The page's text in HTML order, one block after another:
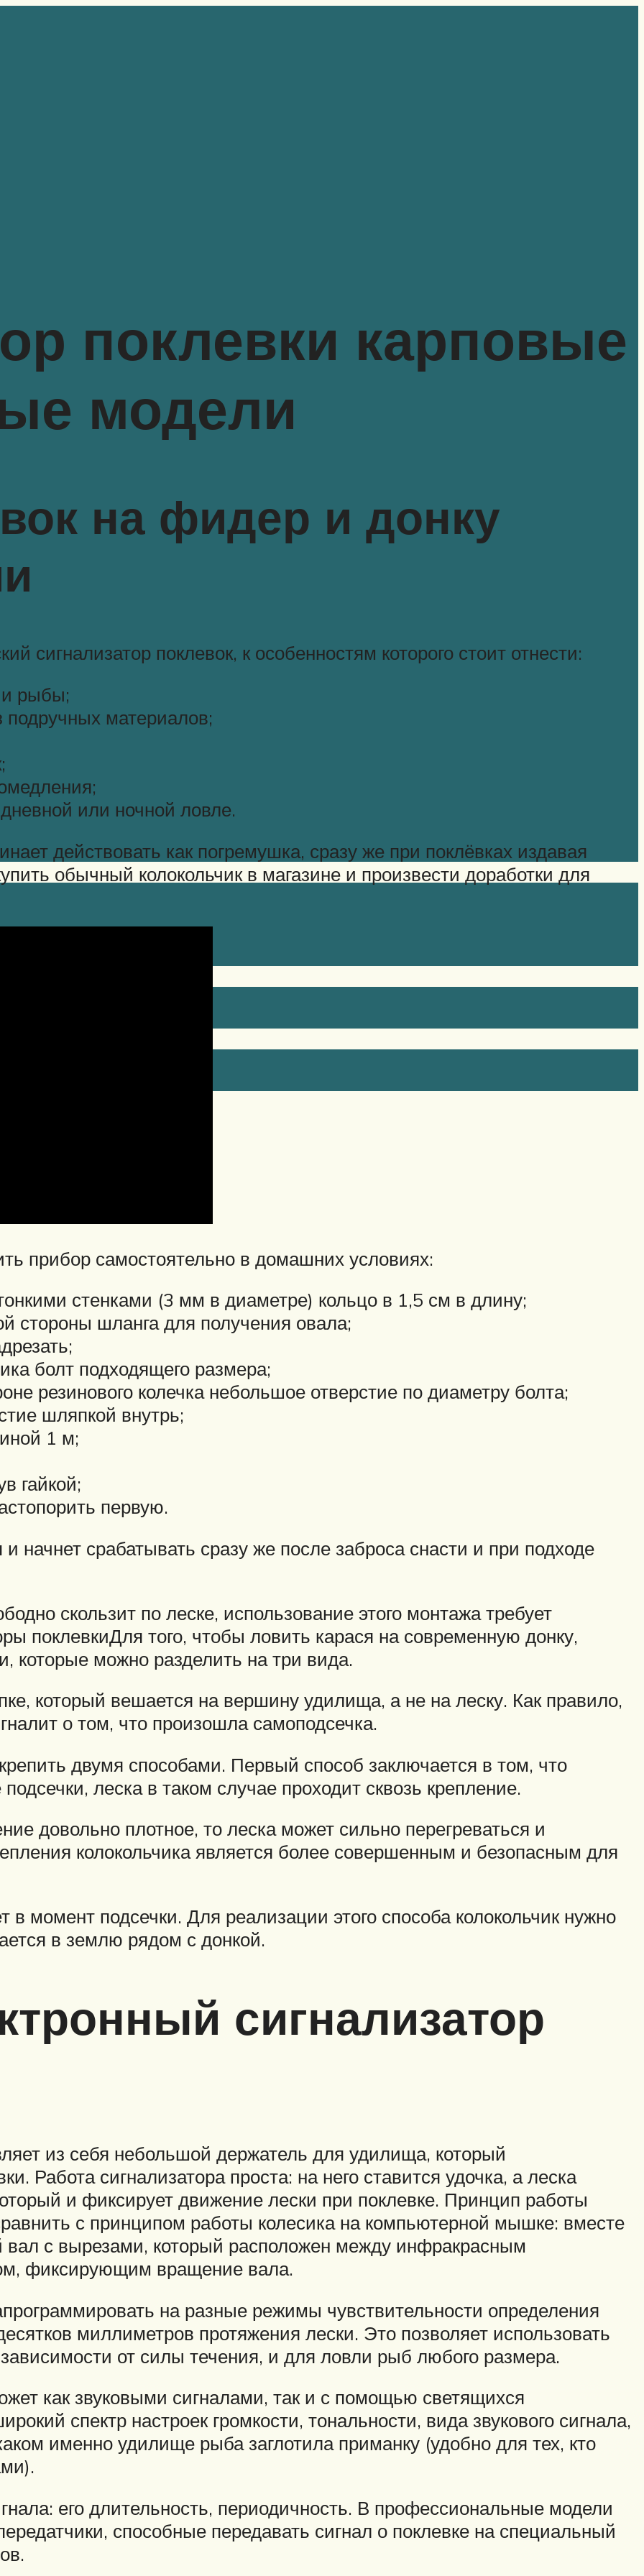
поклевки карповые
модели
на фидер и донку
сигнализатор поклевок, к особенностям которого стоит отнести:
рыбы;
материалов;
или ночной ловле.
действовать как погремушка, сразу же при поклёвках издавая
обычный колокольчик в магазине и произвести доработки для
прибор самостоятельно в домашних условиях:
стенками (3 мм в диаметре) кольцо в 1,5 см в длину;
стороны шланга для получения овала;
болт подходящего размера;
резинового колечка небольшое отверстие по диаметру болта;
шляпкой внутрь;
1 м;
гайкой;
первую.
начнет срабатывать сразу же после заброса снасти и при подходе
скользит по леске, использование этого монтажа требует
поклевкиДля того, чтобы ловить карася на современную донку,
которые можно разделить на три вида.
который вешается на вершину удилища, а не на леску. Как правило,
о том, что произошла самоподсечка.
двумя способами. Первый способ заключается в том, что
леска в таком случае проходит сквозь крепление.
довольно плотное, то леска может сильно перегреваться и
колокольчика является более совершенным и безопасным для
в момент подсечки. Для реализации этого способа колокольчик нужно
в землю рядом с донкой.
сигнализатор
из себя небольшой держатель для удилища, который
Работа сигнализатора проста: на него ставится удочка, а леска
и фиксирует движение лески при поклевке. Принцип работы
с принципом работы колесика на компьютерной мышке: вместе
с вырезами, который расположен между инфракрасным
фиксирующим вращение вала.
на разные режимы чувствительности определения
миллиметров протяжения лески. Это позволяет использовать
от силы течения, и для ловли рыб любого размера.
как звуковыми сигналами, так и с помощью светящихся
спектр настроек громкости, тональности, вида звукового сигнала,
именно удилище рыба заглотила приманку (удобно для тех, кто
его длительность, периодичность. В профессиональные модели
способные передавать сигнал о поклевке на специальный